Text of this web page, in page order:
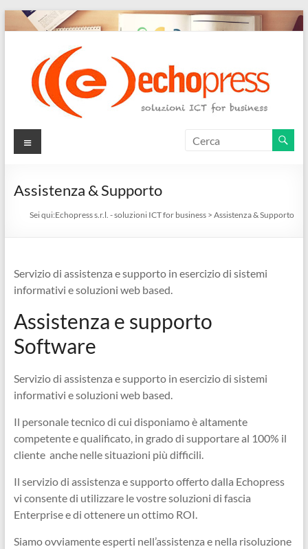
Salta
al
Echopress
–
soluzioni
for
business
Ingegneri
passione
Menu
Assistenza & Supporto
Sei qui:Echopress s.r.l. - soluzioni ICT for business >Assistenza & Supporto
Servizio di assistenza e supporto in esercizio di sistemi
informativi e soluzioni web based.
Assistenza e supporto
Software
Servizio di assistenza e supporto in esercizio di sistemi
informativi e soluzioni web based.
Il personale tecnico di cui disponiamo è altamente
competente e qualificato, in grado di supportare al 100% il
cliente anche nelle situazioni più difficili.
Il servizio di assistenza e supporto offerto dalla Echopress
vi consente di utilizzare le vostre soluzioni di fascia
Enterprise e di ottenere un ottimo ROI.
Siamo ovviamente esperti nell’assistenza e nella risoluzione